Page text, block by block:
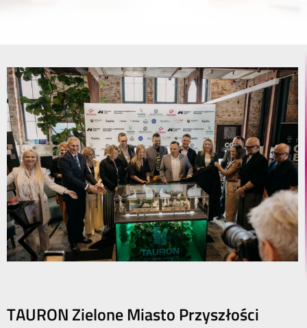
TAURON Zielone Miasto Przyszłości